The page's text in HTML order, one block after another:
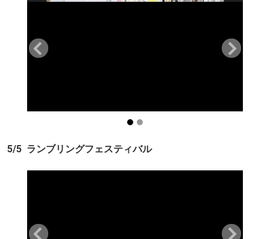
5/5 ランブリングフェスティバル